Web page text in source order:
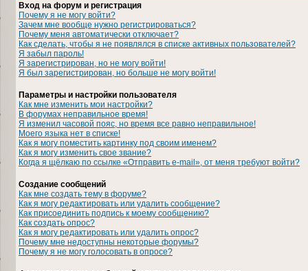
Вход на форум и регистрация
Почему я не могу войти?
Зачем мне вообще нужно регистрироваться?
Почему меня автоматически отключает?
Как сделать, чтобы я не появлялся в списке активных пользователей?
Я забыл пароль!
Я зарегистрирован, но не могу войти!
Я был зарегистрирован, но больше не могу войти!
Параметры и настройки пользователя
Как мне изменить мои настройки?
В форумах неправильное время!
Я изменил часовой пояс, но время все равно неправильное!
Моего языка нет в списке!
Как я могу поместить картинку под своим именем?
Как я могу изменить свое звание?
Когда я щёлкаю по ссылке «Отправить e-mail», от меня требуют войти?
Создание сообщений
Как мне создать тему в форуме?
Как я могу редактировать или удалить сообщение?
Как присоединить подпись к моему сообщению?
Как создать опрос?
Как я могу редактировать или удалить опрос?
Почему мне недоступны некоторые форумы?
Почему я не могу голосовать в опросе?